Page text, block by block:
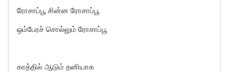
ரோசாப்பூ சின்ன ரோசாப்பூ
ஒம்பேரச் சொல்லும் ரோசாப்பூ
காத்தில் ஆடும் தனியாக